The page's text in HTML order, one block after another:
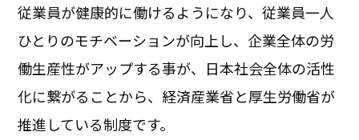
従業員が健康的に働けるようになり、従業員一人
ひとりのモチベーションが向上し、企業全体の労
働生産性がアップする事が、日本社会全体の活性
化に繋がることから、経済産業省と厚生労働省が
推進している制度です。